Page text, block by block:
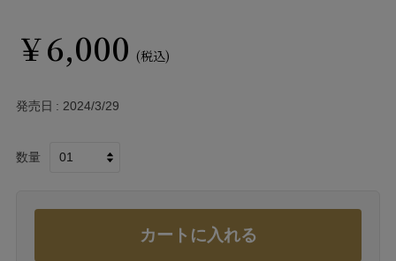
￥6,000 (税込)
発売日 2024/3/29
数量
カートに入れる